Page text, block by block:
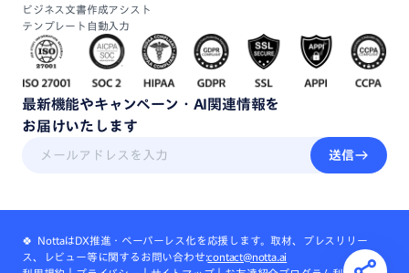
ビジネス文書作成アシスト
テンプレート自動入力
最新機能やキャンペーン・ AI関連情報を
お届けいたします
送信
🍀 NottaはDX推進・ペーパーレス化を応援します。取材、プレスリリー
ス、レビュー等に関するお問い合わせ:contact@notta.ai